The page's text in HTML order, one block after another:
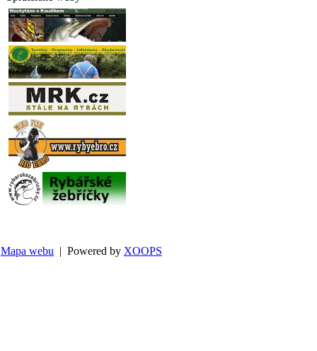
Mapa webu | Powered by XOOPS